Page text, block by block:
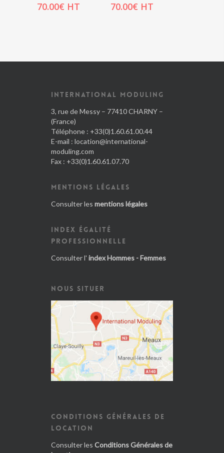
70.00€ HT 70.00€ HT
INTERNATIONAL MODULING
3, rue de Messy – 77410 CHARNY –
(France)
Téléphone : +33(0)1.60.61.00.44
E-mail : location@international-
moduling.com
Fax : +33(0)1.60.61.07.70
MENTIONS LÉGALES
Consulter les mentions légales
INDEX ÉGALITÉ
PROFESSIONNELLE
Consulter l' index Hommes - Femmes
NOUS SITUER
CONDITIONS GÉNÉRALES DE
LOCATION
Consulter les Conditions Générales de